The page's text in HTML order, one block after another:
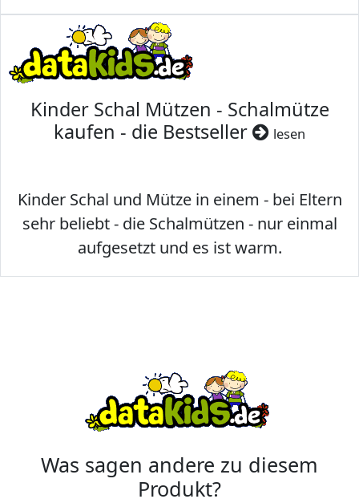
Kinder Schal Mützen - Schalmütze
kaufen - die Bestseller
lesen
Kinder Schal und Mütze in einem - bei Eltern
sehr beliebt - die Schalmützen - nur einmal
aufgesetzt und es ist warm.
Was sagen andere zu diesem
Produkt?